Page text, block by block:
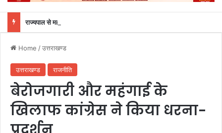
राज्यपाल से महालेखाकार, लेखापरीक्षा उत्तराखंड संजीव कुमार ने की शिष्टाचार भेंट
Home /उत्तराखण्ड
उत्तराखण्ड राजनीति
बेरोजगारी और महंगाई के
खिलाफ कांग्रेस ने किया धरना-